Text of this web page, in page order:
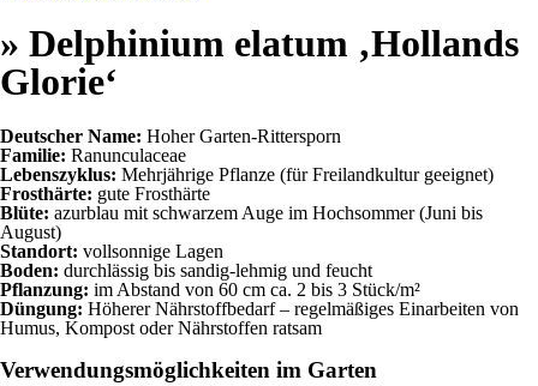
» Delphinium elatum ‚Hollands
Glorie‘
Deutscher Name: Hoher Garten-Rittersporn
Familie: Ranunculaceae
Lebenszyklus: Mehrjährige Pflanze (für Freilandkultur geeignet)
Frosthärte: gute Frosthärte
Blüte: azurblau mit schwarzem Auge im Hochsommer (Juni bis
August)
Standort: vollsonnige Lagen
Boden: durchlässig bis sandig-lehmig und feucht
Pflanzung: im Abstand von 60 cm ca. 2 bis 3 Stück/m²
Düngung: Höherer Nährstoffbedarf – regelmäßiges Einarbeiten von
Humus, Kompost oder Nährstoffen ratsam
Verwendungsmöglichkeiten im Garten